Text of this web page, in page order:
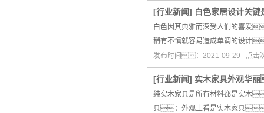
[行业新闻] 白色家居设计关
白色因其典雅而深受人们的喜
稍有不慎就容易造成单调的设计
发布时间：2021-09-29 点击
[行业新闻] 实木家具外观华
纯实木家具是所有材料都是实
具：外观上看是实木家具